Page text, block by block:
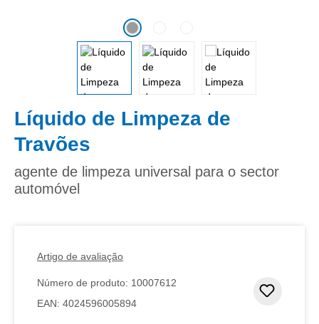
Líquido de Limpeza de
Travões
agente de limpeza universal para o sector
automóvel
Artigo de avaliação
Número de produto: 10007612
EAN: 4024596005894